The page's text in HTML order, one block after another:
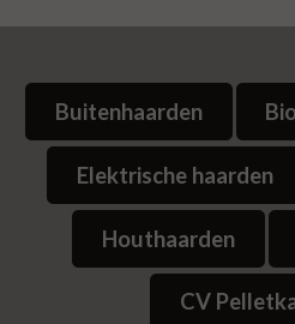
Buitenhaarden
Elektrische haarden
Houthaarden
CV